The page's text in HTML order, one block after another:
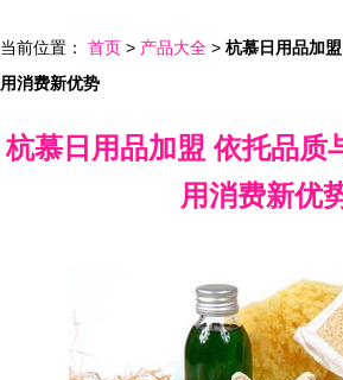
当前位置： 首页 > 产品大全 > 杭慕日用品加
用消费新优势
杭慕日用品加盟 依托品质
用消费新优